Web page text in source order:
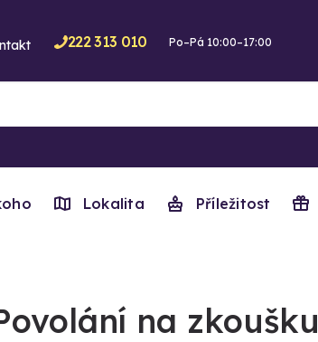
222 313 010 Po–Pá 10:00–17:00
Lokalita Příležitost
na zkoušku